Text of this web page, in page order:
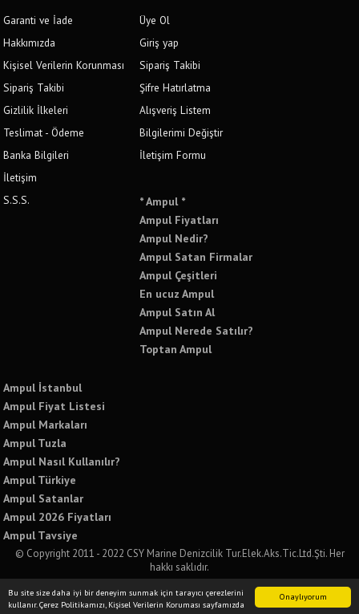
Onaylıyorum
Bu site size daha iyi bir deneyim sunmak için tarayıcı çerezlerini
kullanır. Çerez Politikamızı, Kişisel Verilerin Koruması sayfamızda
Garanti ve İade
Hakkımızda
Kişisel Verilerin Korunması
Sipariş Takibi
Gizlilik İlkeleri
Teslimat - Ödeme
Banka Bilgileri
İletişim
S.S.S.
Üye Ol
Giriş yap
Sipariş Takibi
Şifre Hatırlatma
Alışveriş Listem
Bilgilerimi Değiştir
İletişim Formu
* Ampul *
Ampul Fiyatları
Ampul Nedir?
Ampul Satan Firmalar
Ampul Çeşitleri
En ucuz Ampul
Ampul Satın Al
Ampul Nerede Satılır?
Toptan Ampul
Ampul İstanbul
Ampul Fiyat Listesi
Ampul Markaları
Ampul Tuzla
Ampul Nasıl Kullanılır?
Ampul Türkiye
Ampul Satanlar
Ampul 2026 Fiyatları
Ampul Tavsiye
© Copyright 2011 - 2022 CSY Marine Denizcilik Tur.Elek.Aks.Tic.Ltd.Şti. Her
hakkı saklıdır.
Bu sitede yer alan tüm yazılı ve görsel içeriklerin izinsiz kullanımı ve paylaşımı
kesinlikle yasaktır. İzinsiz kullanımda tüm yasal sorumluluğu kabul etmiş